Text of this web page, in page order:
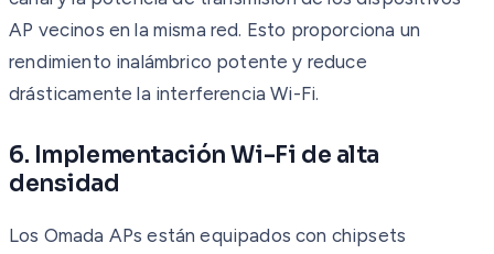
AP vecinos en la misma red. Esto proporciona un
rendimiento inalámbrico potente y reduce
drásticamente la interferencia Wi-Fi.
6. Implementación Wi-Fi de alta
densidad
Los Omada APs están equipados con chipsets